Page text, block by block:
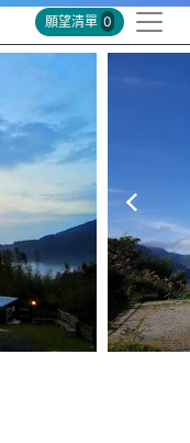
願望清單 0